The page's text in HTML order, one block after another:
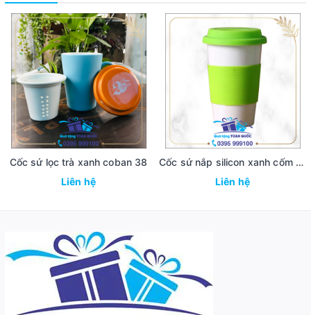
Cốc sứ lọc trà xanh coban 38
Liên hệ
Cốc sứ nắp silicon xanh cốm 36
Liên hệ